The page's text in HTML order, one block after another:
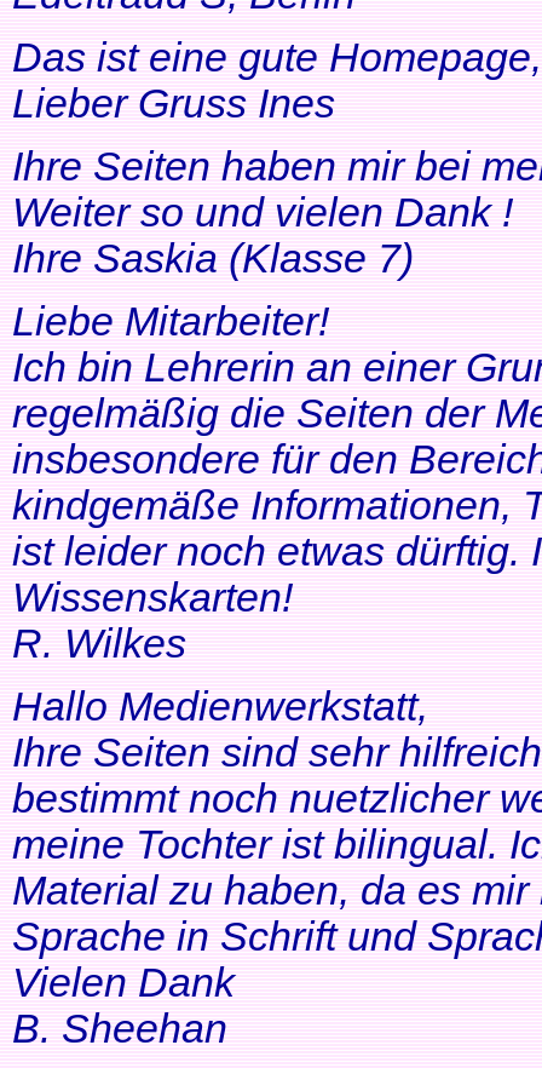
Das ist eine gute
Lieber Gruss Ines
Ihre Seiten haben mir bei
Weiter so und vielen Dank !
Ihre Saskia (Klasse 7)
Liebe Mitarbeiter!
Ich bin Lehrerin an einer
regelmäßig die Seiten der
insbesondere für den
kindgemäße Informationen,
ist leider noch etwas dürftig.
Wissenskarten!
R. Wilkes
Hallo Medienwerkstatt,
Ihre Seiten sind sehr
bestimmt noch nuetzlicher
meine Tochter ist bilingual.
Material zu haben, da es
Sprache in Schrift und
Vielen Dank
B. Sheehan